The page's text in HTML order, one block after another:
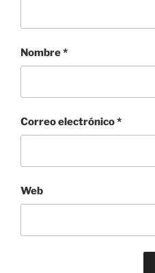
Nombre*
Correo electrónico*
Web